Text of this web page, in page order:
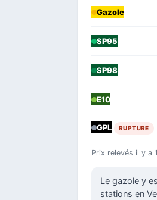
Gazole
SP95
SP98
E10
GPL RUPTURE
Prix relevés il y a
Le gazole y
stations en